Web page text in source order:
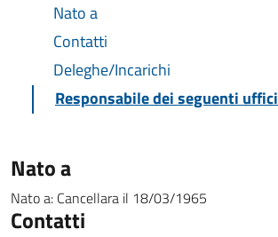
Nato a
Contatti
Deleghe/Incarichi
Responsabile dei seguenti uffici
Nato a
Nato a: Cancellara il 18/03/1965
Contatti